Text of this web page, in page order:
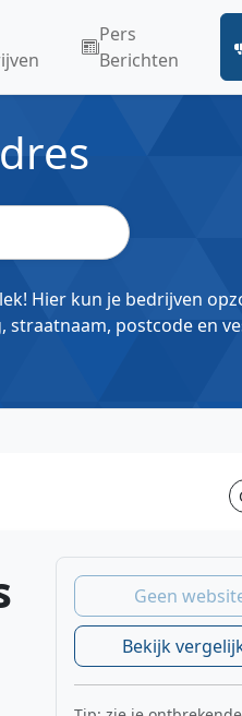
Pers
Berichten
Hier kun je bedrijven
straatnaam, postcode en
Geen
Bekijk